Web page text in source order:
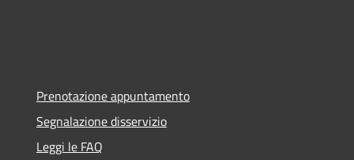
Prenotazione appuntamento
Segnalazione disservizio
Leggi le FAQ